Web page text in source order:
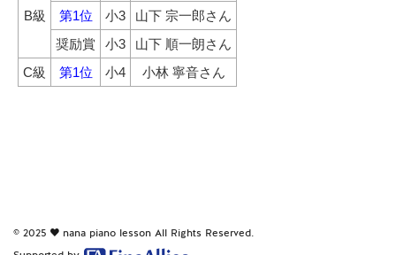
B級
第1位
小3
山下 宗一郎さん
奨励賞
小3
山下 順一朗さん
C級
第1位 小4 小林 寧音さん
© 2025 nana piano lesson All Rights Reserved.